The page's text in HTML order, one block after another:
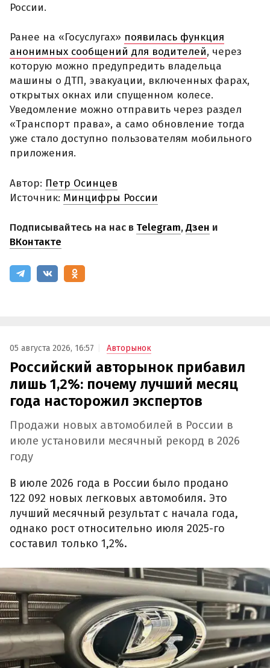
России.
Ранее на «Госуслугах» появилась функция
анонимных сообщений для водителей, через
которую можно предупредить владельца
машины о ДТП, эвакуации, включенных фарах,
открытых окнах или спущенном колесе.
Уведомление можно отправить через раздел
«Транспорт права», а само обновление тогда
уже стало доступно пользователям мобильного
приложения.
Автор: Петр Осинцев
Источник: Минцифры России
Подписывайтесь на нас в Telegram,Дзен и
ВКонтакте
05 августа 2026, 16:57 Авторынок
Российский авторынок прибавил
лишь 1,2%: почему лучший месяц
года насторожил экспертов
Продажи новых автомобилей в России в
июле установили месячный рекорд в 2026
году
В июле 2026 года в России было продано
122 092 новых легковых автомобиля. Это
лучший месячный результат с начала года,
однако рост относительно июля 2025-го
составил только 1,2%.